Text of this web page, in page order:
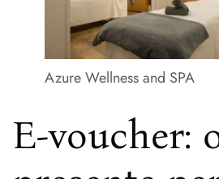
Azure Wellness and SPA
E-voucher: